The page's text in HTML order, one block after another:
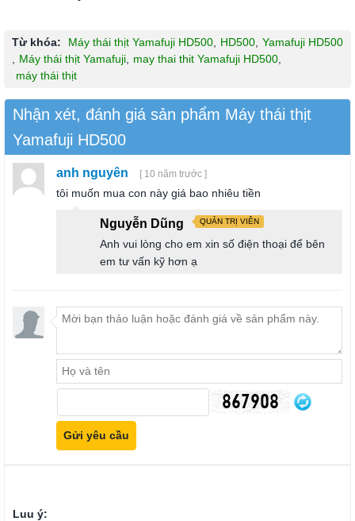
Từ khóa: Máy thái thịt Yamafuji HD500 HD500 Yamafuji HD500
Máy thái thịt Yamafuji may thai thit Yamafuji HD500
máy thái thịt
Nhận xét, đánh giá sản phẩm Máy thái thịt
Yamafuji HD500
anh nguyên [ 10 năm trước ]
tôi muốn mua con này giá bao nhiêu tiền
Nguyễn Dũng QUẢN TRỊ VIÊN
Anh vui lòng cho em xin số điện thoại để bên
em tư vấn kỹ hơn ạ
Luu ý: